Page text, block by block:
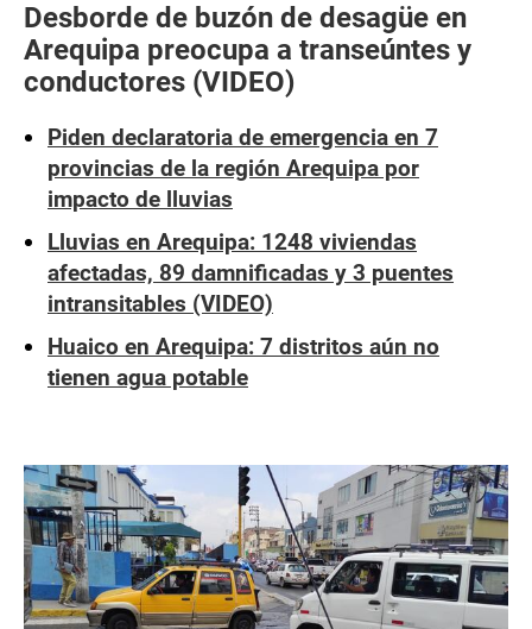
Desborde de buzón de desagüe en
Arequipa preocupa a transeúntes y
conductores (VIDEO)
Piden declaratoria de emergencia en 7
provincias de la región Arequipa por
impacto de lluvias
Lluvias en Arequipa: 1248 viviendas
afectadas, 89 damnificadas y 3 puentes
intransitables (VIDEO)
Huaico en Arequipa: 7 distritos aún no
tienen agua potable